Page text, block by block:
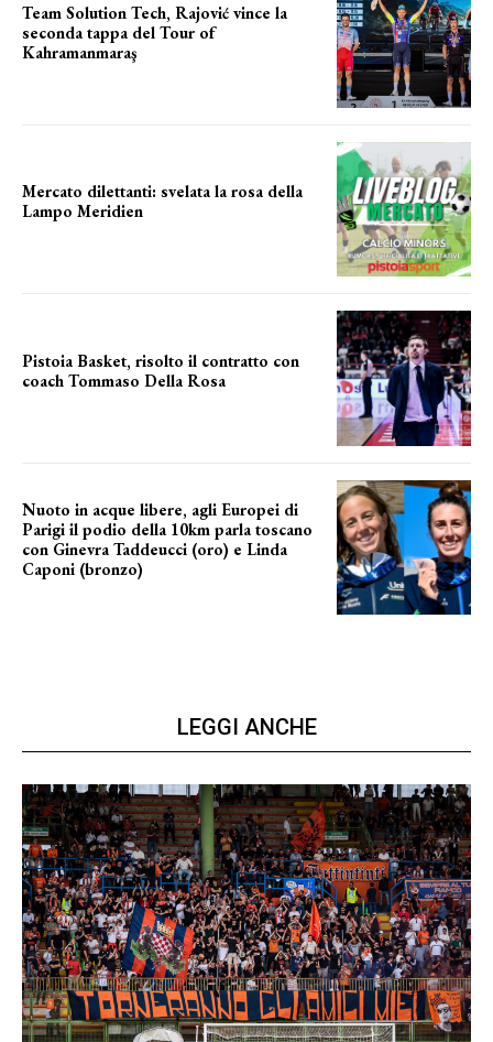
Team Solution Tech, Rajović vince la
seconda tappa del Tour of
Kahramanmaraş
Mercato dilettanti: svelata la rosa della
Lampo Meridien
Pistoia Basket, risolto il contratto con
coach Tommaso Della Rosa
Nuoto in acque libere, agli Europei di
Parigi il podio della 10km parla toscano
con Ginevra Taddeucci (oro) e Linda
Caponi (bronzo)
LEGGI ANCHE